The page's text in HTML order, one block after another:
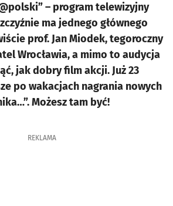
– program telewizyjny
ma jednego głównego
prof. Jan Miodek, tegoroczny
Wrocławia, a mimo to audycja
jak dobry film akcji. Już 23
po wakacjach nagrania nowych
Możesz tam być!
REKLAMA